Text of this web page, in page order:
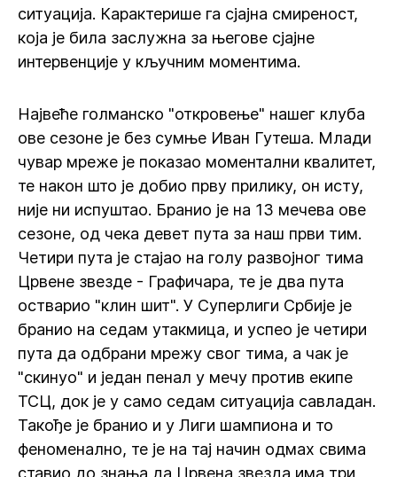
ситуација. Карактерише га сјајна смиреност,
која је била заслужна за његове сјајне
интервенције у кључним моментима.
Највеће голманско "откровење" нашег клуба
ове сезоне је без сумње Иван Гутеша. Млади
чувар мреже је показао моментални квалитет,
те након што је добио прву прилику, он исту,
није ни испуштао. Бранио је на 13 мечева ове
сезоне, од чека девет пута за наш први тим.
Четири пута је стајао на голу развојног тима
Црвене звезде - Графичара, те је два пута
остварио "клин шит". У Суперлиги Србије је
бранио на седам утакмица, и успео је четири
пута да одбрани мрежу свог тима, а чак је
"скинуо" и један пенал у мечу против екипе
ТСЦ, док је у само седам ситуација савладан.
Такође је бранио и у Лиги шампиона и то
феноменално, те је на тај начин одмах свима
ставио до знања да Црвена звезда има три